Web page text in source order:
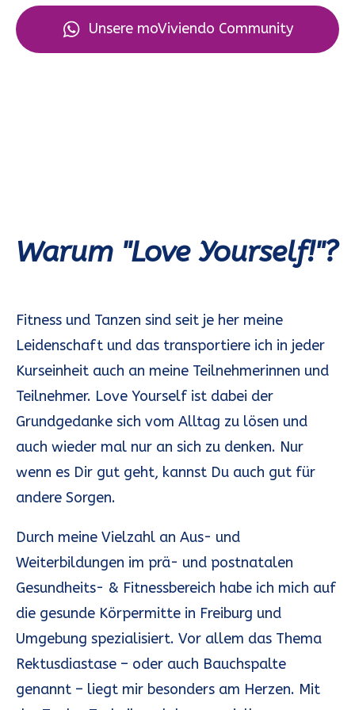
Unsere moViviendo Community
Warum "Love Yourself!"?
Fitness und Tanzen sind seit je her meine
Leidenschaft und das transportiere ich in jeder
Kurseinheit auch an meine Teilnehmerinnen und
Teilnehmer. Love Yourself ist dabei der
Grundgedanke sich vom Alltag zu lösen und
auch wieder mal nur an sich zu denken. Nur
wenn es Dir gut geht, kannst Du auch gut für
andere Sorgen.
Durch meine Vielzahl an Aus- und
Weiterbildungen im prä- und postnatalen
Gesundheits- & Fitnessbereich habe ich mich auf
die gesunde Körpermitte in Freiburg und
Umgebung spezialisiert. Vor allem das Thema
Rektusdiastase – oder auch Bauchspalte
genannt – liegt mir besonders am Herzen. Mit